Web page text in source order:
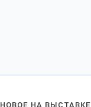
НОВОЕ НА ВЫСТАВКЕ